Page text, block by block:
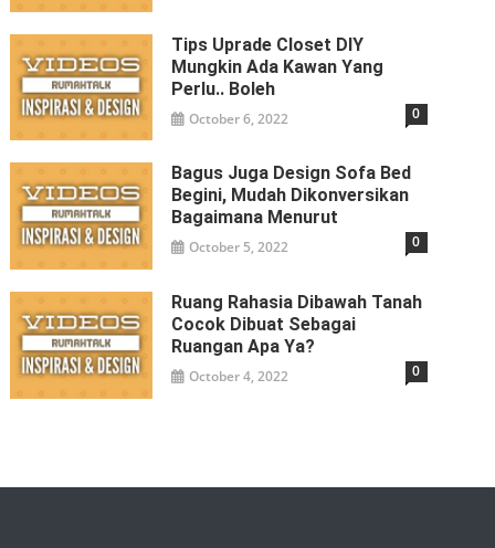
Tips Uprade Closet DIY
Mungkin Ada Kawan Yang
Perlu.. Boleh
October 6, 2022 0
Bagus Juga Design Sofa Bed
Begini, Mudah Dikonversikan
Bagaimana Menurut
October 5, 2022 0
Ruang Rahasia Dibawah Tanah
Cocok Dibuat Sebagai
Ruangan Apa Ya?
October 4, 2022 0